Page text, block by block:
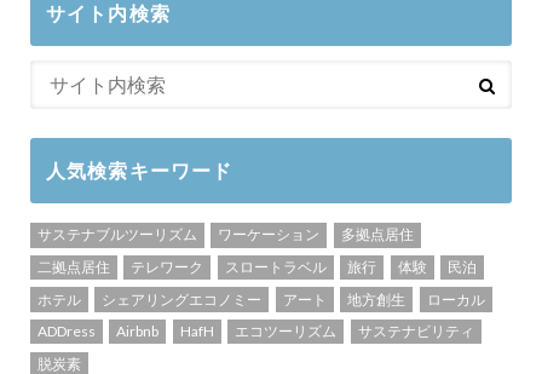
サイト内検索
人気検索キーワード
サステナブルツーリズム ワーケーション
多拠点居住
二拠点居住
テレワーク スロートラベル 旅行 体験
民泊
ホテル
シェアリングエコノミー アート 地方創生
ローカル
ADDress
Airbnb HafH エコツーリズム
サステナビリティ
脱炭素